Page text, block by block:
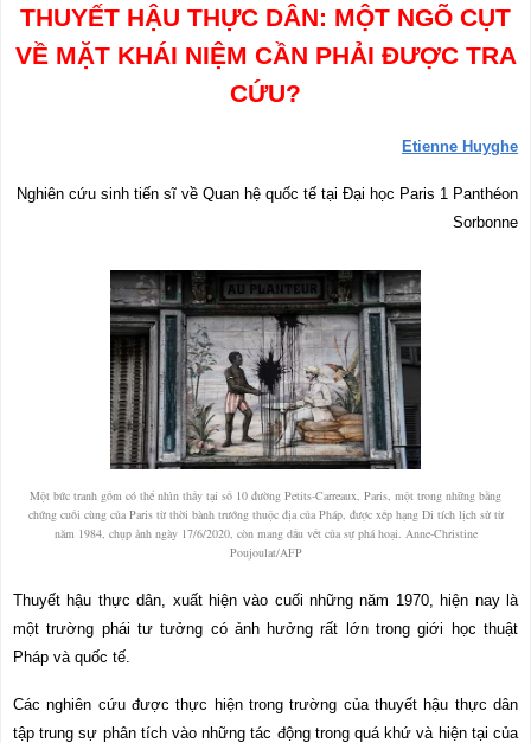
THUYẾT HẬU THỰC DÂN: MỘT NGÕ CỤT
VỀ MẶT KHÁI NIỆM CẦN PHẢI ĐƯỢC TRA
CỨU?
Etienne Huyghe
Nghiên cứu sinh tiến sĩ về Quan hệ quốc tế tại Đại học Paris 1 Panthéon
Sorbonne
Một bức tranh gốm có thể nhìn thấy tại số 10 đường Petits-Carreaux, Paris, một trong những bằng
chứng cuối cùng của Paris từ thời bành trướng thuộc địa của Pháp, được xếp hạng Di tích lịch sử từ
năm 1984, chụp ảnh ngày 17/6/2020, còn mang dấu vết của sự phá hoại. Anne-Christine
Poujoulat/AFP
Thuyết hậu thực dân, xuất hiện vào cuối những năm 1970, hiện nay là
một trường phái tư tưởng có ảnh hưởng rất lớn trong giới học thuật
Pháp và quốc tế.
Các nghiên cứu được thực hiện trong trường của thuyết hậu thực dân
tập trung sự phân tích vào những tác động trong quá khứ và hiện tại của